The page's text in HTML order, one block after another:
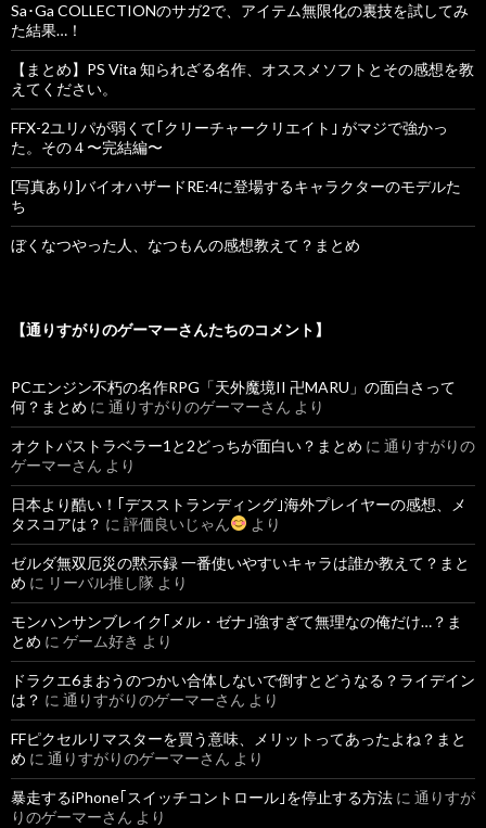
Sa･Ga COLLECTIONのサガ2で、アイテム無限化の裏技を試してみ
た結果…！
【まとめ】PS Vita 知られざる名作、オススメソフトとその感想を教
えてください。
FFX-2ユリパが弱くて｢クリーチャークリエイト｣ がマジで強かっ
た。その４〜完結編〜
[写真あり]バイオハザードRE:4に登場するキャラクターのモデルた
ち
ぼくなつやった人、なつもんの感想教えて？まとめ
【通りすがりのゲーマーさんたちのコメント】
PCエンジン不朽の名作RPG「天外魔境II 卍MARU」の面白さって
何？まとめ に 通りすがりのゲーマーさん より
オクトパストラベラー1と2どっちが面白い？まとめ に 通りすがりの
ゲーマーさん より
日本より酷い！｢デスストランディング｣海外プレイヤーの感想、メ
タスコアは？ に 評価良いじゃん より
ゼルダ無双厄災の黙示録 一番使いやすいキャラは誰か教えて？まと
め に リーバル推し隊 より
モンハンサンブレイク｢メル・ゼナ｣強すぎて無理なの俺だけ…？ま
とめ に ゲーム好き より
ドラクエ6まおうのつかい合体しないで倒すとどうなる？ライデイン
は？ に 通りすがりのゲーマーさん より
FFピクセルリマスターを買う意味、メリットってあったよね？まと
め に 通りすがりのゲーマーさん より
暴走するiPhone｢スイッチコントロール｣を停止する方法 に 通りすが
りのゲーマーさん より